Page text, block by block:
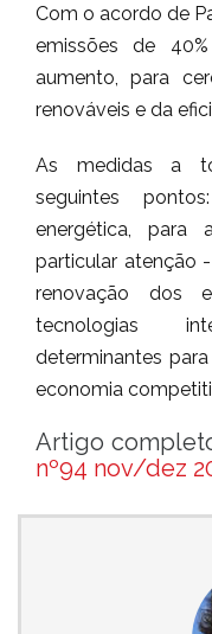
Com o acordo de
emissões de
aumento, para
renováveis e da
As medidas a
seguintes
energética, para
particular atenção
renovação dos
tecnologias
determinantes
economia
Artigo
nº94 nov/dez